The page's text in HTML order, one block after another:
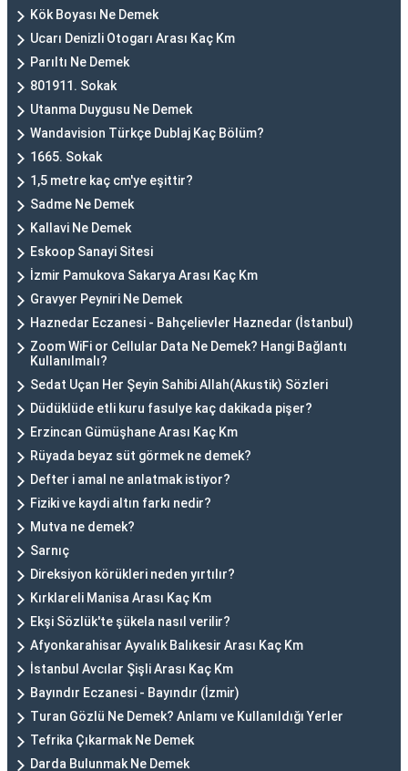
Kök Boyası Ne Demek
Ucarı Denizli Otogarı Arası Kaç Km
Parıltı Ne Demek
801911. Sokak
Utanma Duygusu Ne Demek
Wandavision Türkçe Dublaj Kaç Bölüm?
1665. Sokak
1,5 metre kaç cm'ye eşittir?
Sadme Ne Demek
Kallavi Ne Demek
Eskoop Sanayi Sitesi
İzmir Pamukova Sakarya Arası Kaç Km
Gravyer Peyniri Ne Demek
Haznedar Eczanesi - Bahçelievler Haznedar (İstanbul)
Zoom WiFi or Cellular Data Ne Demek? Hangi Bağlantı
Kullanılmalı?
Sedat Uçan Her Şeyin Sahibi Allah(Akustik) Sözleri
Düdüklüde etli kuru fasulye kaç dakikada pişer?
Erzincan Gümüşhane Arası Kaç Km
Rüyada beyaz süt görmek ne demek?
Defter i amal ne anlatmak istiyor?
Fiziki ve kaydi altın farkı nedir?
Mutva ne demek?
Sarnıç
Direksiyon körükleri neden yırtılır?
Kırklareli Manisa Arası Kaç Km
Ekşi Sözlük'te şükela nasıl verilir?
Afyonkarahisar Ayvalık Balıkesir Arası Kaç Km
İstanbul Avcılar Şişli Arası Kaç Km
Bayındır Eczanesi - Bayındır (İzmir)
Turan Gözlü Ne Demek? Anlamı ve Kullanıldığı Yerler
Tefrika Çıkarmak Ne Demek
Darda Bulunmak Ne Demek